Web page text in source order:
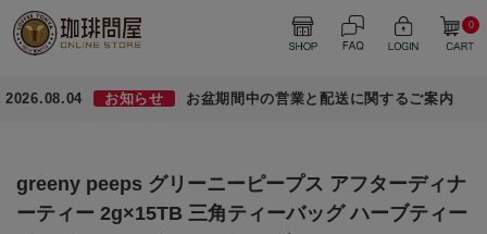
0
2026.08.04 お知らせ お盆期間中の営業と配送に関するご案内
greeny peeps グリーニーピープス アフターディナ
ーティー 2g×15TB 三角ティーバッグ ハーブティー